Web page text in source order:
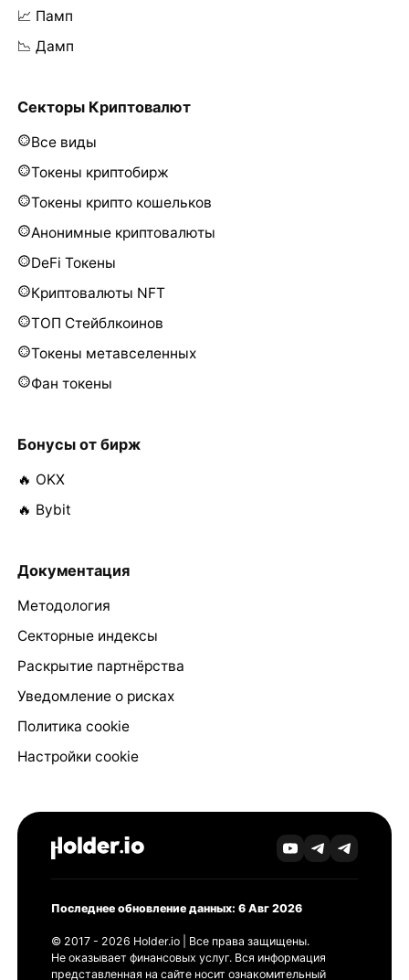
📈 Памп
📉 Дамп
Секторы Криптовалют
Все виды
Токены криптобирж
Токены крипто кошельков
Анонимные криптовалюты
DeFi Токены
Криптовалюты NFT
ТОП Стейблкоинов
Токены метавселенных
Фан токены
Бонусы от бирж
🔥 OKX
🔥 Bybit
Документация
Методология
Секторные индексы
Раскрытие партнёрства
Уведомление о рисках
Политика cookie
Настройки cookie
Последнее обновление данных: 6 Авг 2026
© 2017 - 2026 Holder.io | Все права защищены.
Не оказывает финансовых услуг. Вся информация
представленная на сайте носит ознакомительный